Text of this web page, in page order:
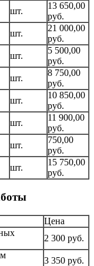
шт.
13 650,00
руб.
шт.
21 000,00
руб.
шт.
5 500,00
руб.
шт.
8 750,00
руб.
шт.
10 850,00
руб.
шт.
11 900,00
руб.
шт.
750,00
руб.
шт.
15 750,00
руб.
Цена
2 300 руб.
3 350 руб.